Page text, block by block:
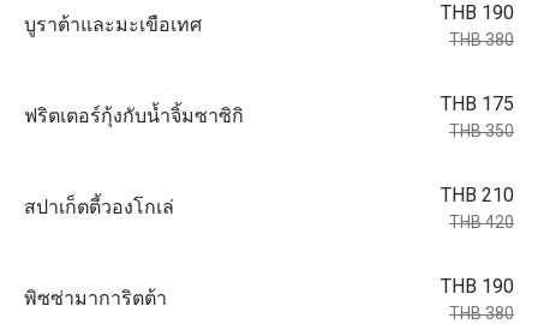
บูราต้าและมะเขือเทศ
THB 190
THB 380
ฟริตเตอร์กุ้งกับน้ำจิ้มซาซิกิ
THB 175
THB 350
สปาเก็ตตี้วองโกเล่
THB 210
THB 420
พิซซ่ามาการิตต้า
THB 190
THB 380